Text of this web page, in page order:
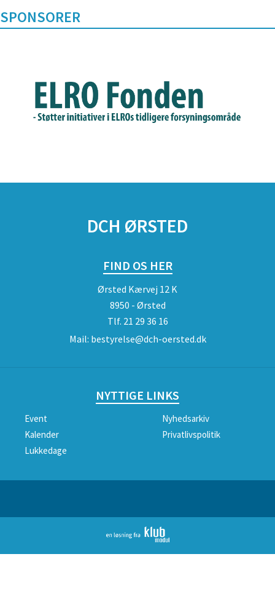
SPONSORER
DCH ØRSTED
FIND OS HER
Ørsted Kærvej 12 K
8950 - Ørsted
Tlf. 21 29 36 16
Mail: bestyrelse@dch-oersted.dk
NYTTIGE LINKS
Event
Nyhedsarkiv
Kalender
Privatlivspolitik
Lukkedage